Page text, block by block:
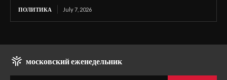
ПОЛИТИКА July 7, 2026
московский еженедельник